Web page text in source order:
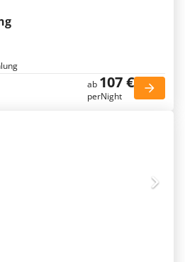
ab 107 €
perNight